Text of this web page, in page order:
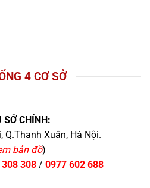
4 CƠ SỞ
SỞ CHÍNH:
Q.Thanh Xuân, Hà Nội.
bản đồ)
308/ 0977 602 688